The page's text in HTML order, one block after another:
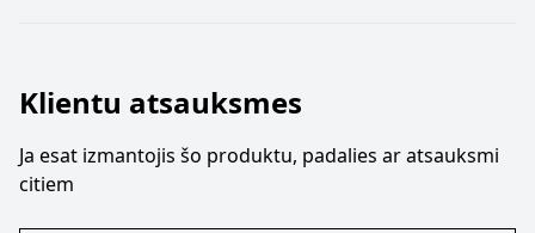
Klientu atsauksmes
Ja esat izmantojis šo produktu, padalies ar atsauksmi
citiem